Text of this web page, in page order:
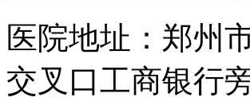
医院地址：郑州
交叉口工商银行旁